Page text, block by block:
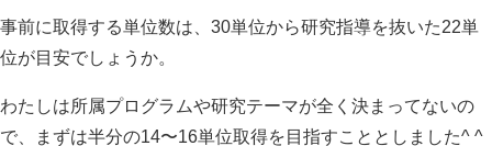
事前に取得する単位数は、30単位から研究指導を抜いた22単
位が目安でしょうか。
わたしは所属プログラムや研究テーマが全く決まってないの
で、まずは半分の14〜16単位取得を目指すこととしました^ ^